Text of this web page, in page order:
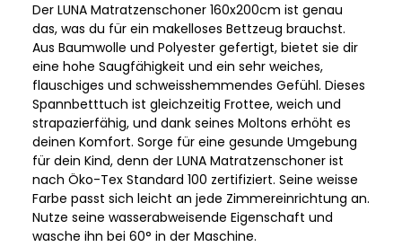
Der LUNA Matratzenschoner 160x200cm ist genau
das, was du für ein makelloses Bettzeug brauchst.
Aus Baumwolle und Polyester gefertigt, bietet sie dir
eine hohe Saugfähigkeit und ein sehr weiches,
flauschiges und schweisshemmendes Gefühl. Dieses
Spannbetttuch ist gleichzeitig Frottee, weich und
strapazierfähig, und dank seines Moltons erhöht es
deinen Komfort. Sorge für eine gesunde Umgebung
für dein Kind, denn der LUNA Matratzenschoner ist
nach Öko-Tex Standard 100 zertifiziert. Seine weisse
Farbe passt sich leicht an jede Zimmereinrichtung an.
Nutze seine wasserabweisende Eigenschaft und
wasche ihn bei 60° in der Maschine.